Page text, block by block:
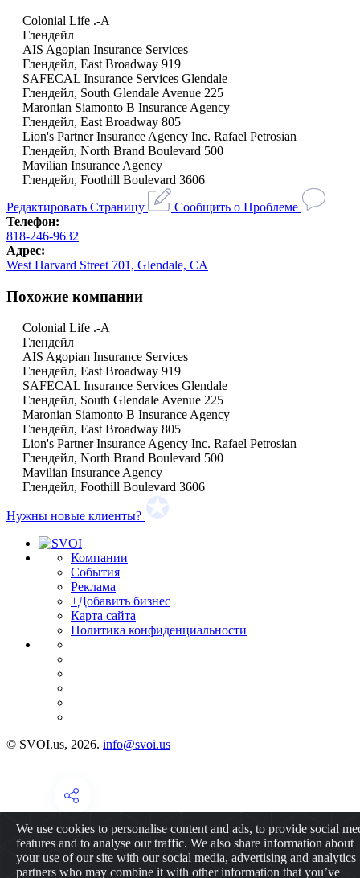
Colonial Life .-A
Глендейл
AIS Agopian Insurance Services
Глендейл, East Broadway 919
SAFECAL Insurance Services Glendale
Глендейл, South Glendale Avenue 225
Maronian Siamonto B Insurance Agency
Глендейл, East Broadway 805
Lion's Partner Insurance Agency Inc. Rafael Petrosian
Глендейл, North Brand Boulevard 500
Mavilian Insurance Agency
Глендейл, Foothill Boulevard 3606
Редактировать Страницу
Сообщить о Проблеме
Телефон:
818-246-9632
Адрес:
West Harvard Street 701, Glendale, CA
Похожие компании
Colonial Life .-A
Глендейл
AIS Agopian Insurance Services
Глендейл, East Broadway 919
SAFECAL Insurance Services Glendale
Глендейл, South Glendale Avenue 225
Maronian Siamonto B Insurance Agency
Глендейл, East Broadway 805
Lion's Partner Insurance Agency Inc. Rafael Petrosian
Глендейл, North Brand Boulevard 500
Mavilian Insurance Agency
Глендейл, Foothill Boulevard 3606
Нужны новые клиенты?
Компании
События
Реклама
+Добавить бизнес
Карта сайта
Политика конфиденциальности
© SVOI.us, 2026. info@svoi.us
We use cookies to personalise content and ads, to provide social
features and to analyse our traffic. We also share information about
your use of our site with our social media, advertising and analytics
partners who may combine it with other information that you’ve